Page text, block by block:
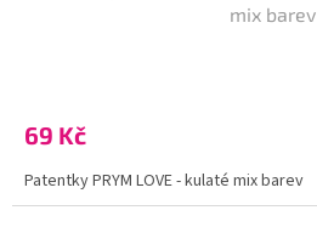
mix barev
69 Kč
Patentky PRYM LOVE - kulaté mix barev